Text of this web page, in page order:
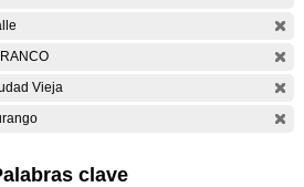
Vieja
clave